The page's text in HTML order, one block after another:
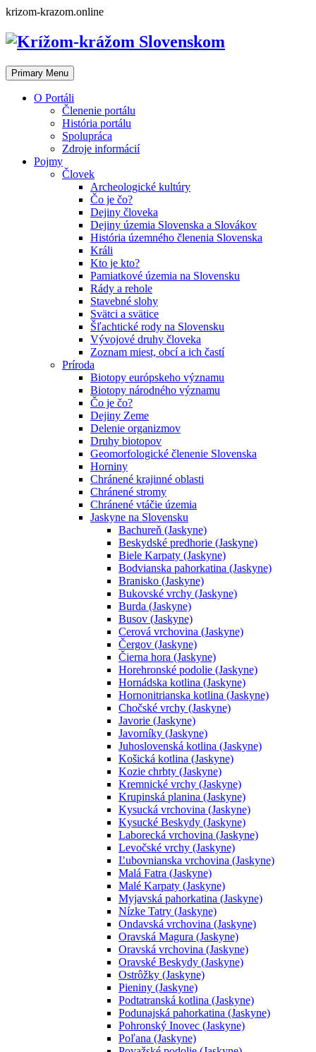
Skip
content
krizom-krazom.online
Primary Menu
O Portáli
Členenie portálu
História portálu
Spolupráca
Zdroje informácií
Pojmy
Človek
Archeologické kultúry
Čo je čo?
Dejiny človeka
Dejiny územia Slovenska a Slovákov
História územného členenia Slovenska
Králi
Kto je kto?
Pamiatkové územia na Slovensku
Rády a rehole
Stavebné slohy
Svätci a svätice
Šľachtické rody na Slovensku
Vývojové druhy človeka
Zoznam miest, obcí a ich častí
Príroda
Biotopy európskeho významu
Biotopy národného významu
Čo je čo?
Dejiny Zeme
Delenie organizmov
Druhy biotopov
Geomorfologické členenie Slovenska
Horniny
Chránené krajinné oblasti
Chránené stromy
Chránené vtáčie územia
Jaskyne na Slovensku
Bachureň (Jaskyne)
Beskydské predhorie (Jaskyne)
Biele Karpaty (Jaskyne)
Bodvianska pahorkatina (Jaskyne)
Branisko (Jaskyne)
Bukovské vrchy (Jaskyne)
Burda (Jaskyne)
Busov (Jaskyne)
Cerová vrchovina (Jaskyne)
Čergov (Jaskyne)
Čierna hora (Jaskyne)
Horehronské podolie (Jaskyne)
Hornádska kotlina (Jaskyne)
Hornonitrianska kotlina (Jaskyne)
Chočské vrchy (Jaskyne)
Javorie (Jaskyne)
Javorníky (Jaskyne)
Juhoslovenská kotlina (Jaskyne)
Košická kotlina (Jaskyne)
Kozie chrbty (Jaskyne)
Kremnické vrchy (Jaskyne)
Krupinská planina (Jaskyne)
Kysucká vrchovina (Jaskyne)
Kysucké Beskydy (Jaskyne)
Laborecká vrchovina (Jaskyne)
Levočské vrchy (Jaskyne)
Ľubovnianska vrchovina (Jaskyne)
Malá Fatra (Jaskyne)
Malé Karpaty (Jaskyne)
Myjavská pahorkatina (Jaskyne)
Nízke Tatry (Jaskyne)
Ondavská vrchovina (Jaskyne)
Oravská Magura (Jaskyne)
Oravská vrchovina (Jaskyne)
Oravské Beskydy (Jaskyne)
Ostrôžky (Jaskyne)
Pieniny (Jaskyne)
Podtatranská kotlina (Jaskyne)
Podunajská pahorkatina (Jaskyne)
Pohronský Inovec (Jaskyne)
Poľana (Jaskyne)